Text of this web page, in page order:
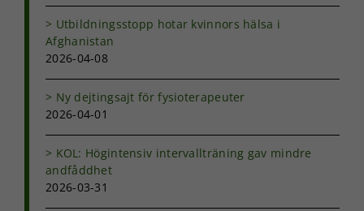
Utbildningsstopp hotar kvinnors hälsa i
Afghanistan
2026-04-08
Ny dejtingsajt för fysioterapeuter
2026-04-01
KOL: Högintensiv intervallträning gav mindre
andfåddhet
2026-03-31
möjligt under
ditt besök.
funktionalitet
från
hemsidan.